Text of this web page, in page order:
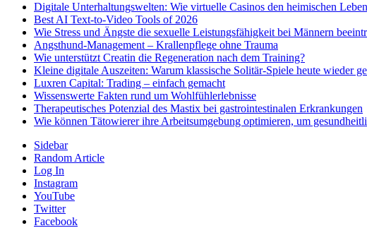
Digitale Unterhaltungswelten: Wie virtuelle Casinos den heimischen
Best AI Text-to-Video Tools of 2026
Wie Stress und Ängste die sexuelle Leistungsfähigkeit bei Männern
Angsthund-Management – Krallenpflege ohne Trauma
Wie unterstützt Creatin die Regeneration nach dem Training?
Kleine digitale Auszeiten: Warum klassische Solitär-Spiele heute wieder
Luxren Capital: Trading – einfach gemacht
Wissenswerte Fakten rund um Wohlfühlerlebnisse
Therapeutisches Potenzial des Mastix bei gastrointestinalen Erkrankungen
Wie können Tätowierer ihre Arbeitsumgebung optimieren, um
Sidebar
Random Article
Log In
Instagram
YouTube
Twitter
Facebook